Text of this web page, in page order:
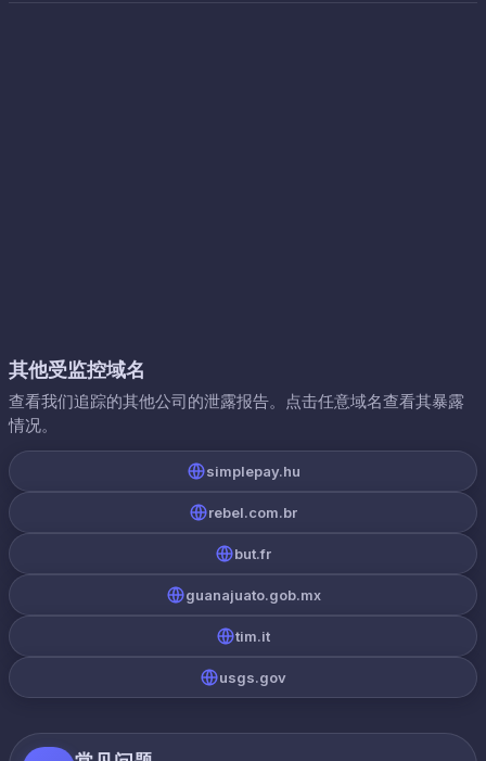
其他受监控域名
查看我们追踪的其他公司的泄露报告。点击任意域名查看其暴露
情况。
simplepay.hu
rebel.com.br
but.fr
guanajuato.gob.mx
tim.it
usgs.gov